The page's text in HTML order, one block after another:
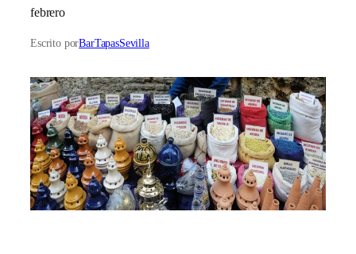
febrero
Escrito porBarTapasSevilla